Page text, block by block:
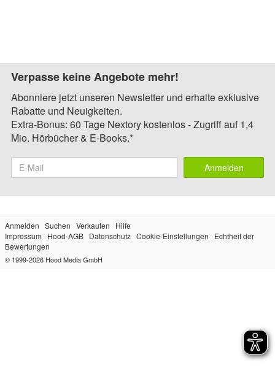
Verpasse keine Angebote mehr!
Abonniere jetzt unseren Newsletter und erhalte exklusive
Rabatte und Neuigkeiten.
Extra-Bonus: 60 Tage Nextory kostenlos - Zugriff auf 1,4
Mio. Hörbücher & E-Books.*
Anmelden
Anmelden Suchen Verkaufen
Hilfe
Impressum
Hood-AGB Datenschutz Cookie-Einstellungen
Echtheit der
Bewertungen
© 1999-2026 Hood Media GmbH